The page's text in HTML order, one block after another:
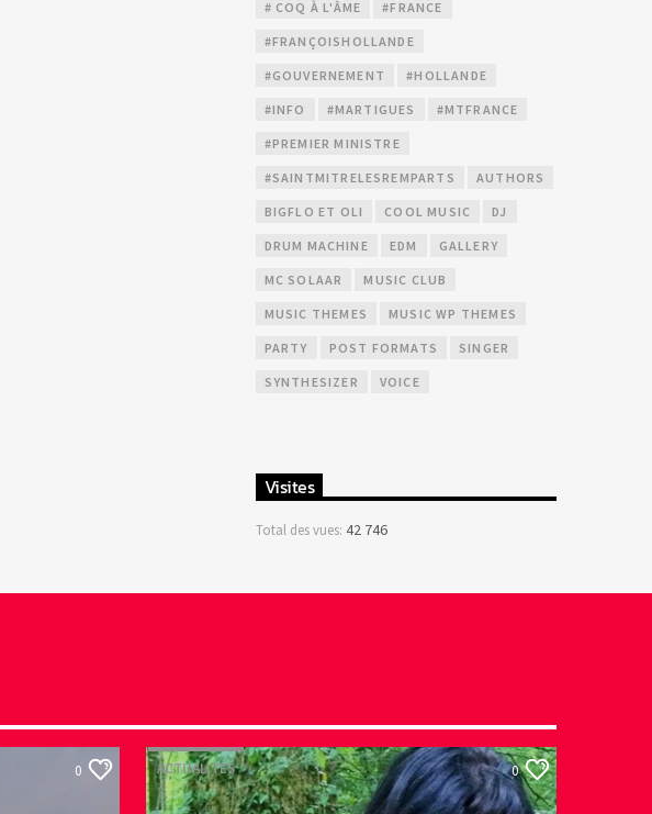
# COQ À L'ÂME #FRANCE
#FRANÇOISHOLLANDE
#GOUVERNEMENT #HOLLANDE
#INFO #MARTIGUES #MTFRANCE
#PREMIER MINISTRE
#SAINTMITRELESREMPARTS AUTHORS
BIGFLO ET OLI COOL MUSIC DJ
DRUM MACHINE EDM GALLERY
MC SOLAAR MUSIC CLUB
MUSIC THEMES MUSIC WP THEMES
PARTY POST FORMATS SINGER
SYNTHESIZER VOICE
Visites
Total des vues: 42 746
0 ACTUALITÉS 0